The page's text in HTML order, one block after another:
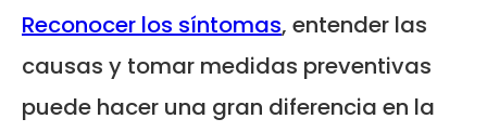
Reconocer los síntomas, entender las
causas y tomar medidas preventivas
puede hacer una gran diferencia en la